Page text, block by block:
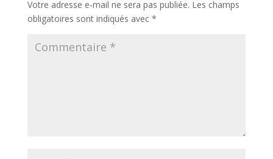
Votre adresse e-mail ne sera pas publiée. Les champs
obligatoires sont indiqués avec *